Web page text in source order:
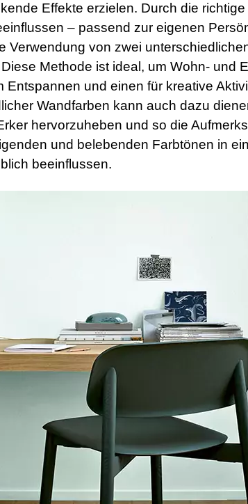
Effekte erzielen. Durch die
– passend zur eigenen
Verwendung von zwei
Methode ist ideal, um Wohn- und
und einen für kreative
Wandfarben kann auch dazu
hervorzuheben und so die
und belebenden Farbtönen in
beeinflussen.